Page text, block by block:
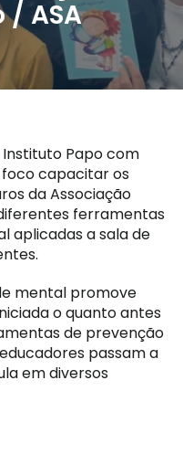
/ ASA
Papo com
capacitar os
da Associação
ferramentas
aplicadas a sala de
mental promove
o quanto antes
de prevenção
passam a
em diversos